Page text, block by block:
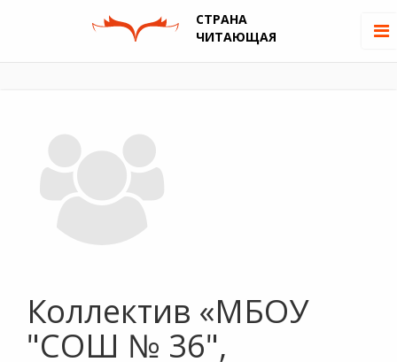
СТРАНА
ЧИТАЮЩАЯ
Коллектив «МБОУ
"СОШ № 36",